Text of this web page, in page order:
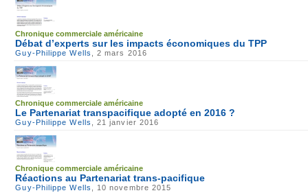
Chronique commerciale américaine
Débat d’experts sur les impacts économiques du TPP
Guy-Philippe Wells , 2 mars 2016
Chronique commerciale américaine
Le Partenariat transpacifique adopté en 2016 ?
Guy-Philippe Wells , 21 janvier 2016
Chronique commerciale américaine
Réactions au Partenariat trans-pacifique
Guy-Philippe Wells , 10 novembre 2015